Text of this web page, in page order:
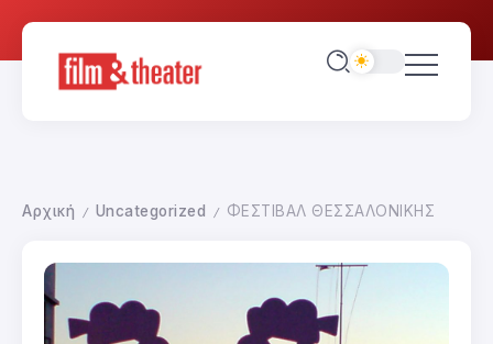
Αρχική / Uncategorized / ΦΕΣΤΙΒΑΛ ΘΕΣΣΑΛΟΝΙΚΗΣ